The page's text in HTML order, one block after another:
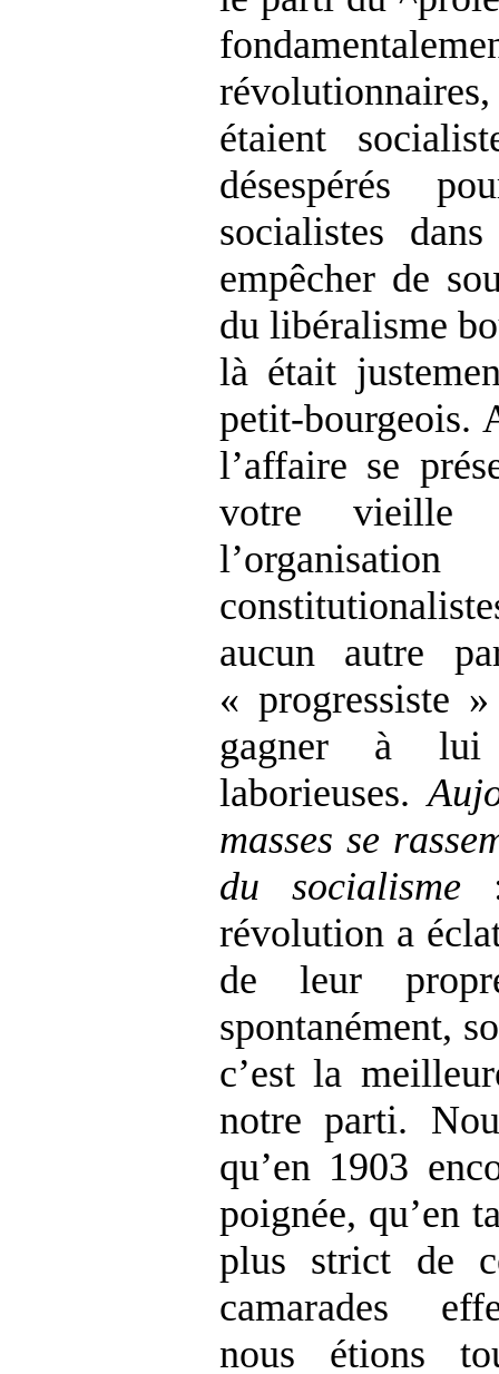
étaient
désespérés
socialistes
empêcher de
du libéralisme
là était
petit-bourgeois.
l’affaire se
votre
aucun autre
« progressiste
gagner à lui
laborieuses.
masses se
du socialisme
révolution a
de leur
spontanément,
c’est la
notre parti.
qu’en 1903
poignée, qu’en
plus strict de
camarades
nous étions